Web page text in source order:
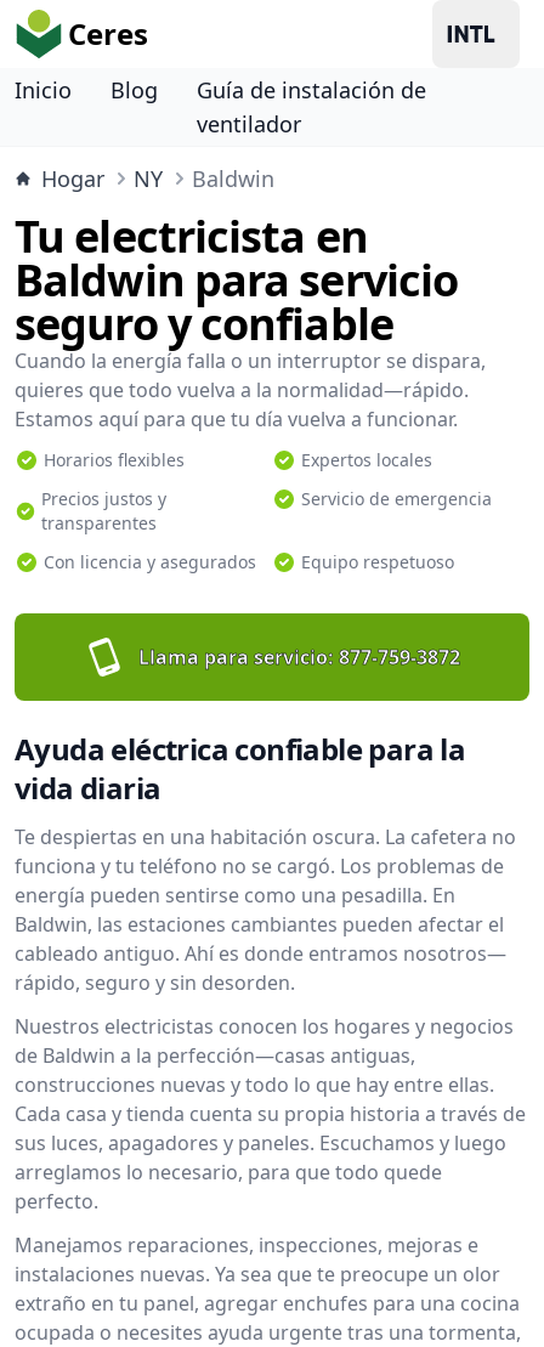
Ceres
Inicio Blog
Guía de instalación de
ventilador
Hogar
NY Baldwin
Tu electricista en
Baldwin para servicio
seguro y confiable
Cuando la energía falla o un interruptor se dispara,
quieres que todo vuelva a la normalidad—rápido.
Estamos aquí para que tu día vuelva a funcionar.
Horarios flexibles
Expertos locales
Precios justos y
transparentes
Servicio de emergencia
Con licencia y asegurados Equipo respetuoso
Llama para servicio: 877-759-3872
Ayuda eléctrica confiable para la
vida diaria
Te despiertas en una habitación oscura. La cafetera no
funciona y tu teléfono no se cargó. Los problemas de
energía pueden sentirse como una pesadilla. En
Baldwin, las estaciones cambiantes pueden afectar el
cableado antiguo. Ahí es donde entramos nosotros—
rápido, seguro y sin desorden.
Nuestros electricistas conocen los hogares y negocios
de Baldwin a la perfección—casas antiguas,
construcciones nuevas y todo lo que hay entre ellas.
Cada casa y tienda cuenta su propia historia a través de
sus luces, apagadores y paneles. Escuchamos y luego
arreglamos lo necesario, para que todo quede
perfecto.
Manejamos reparaciones, inspecciones, mejoras e
instalaciones nuevas. Ya sea que te preocupe un olor
extraño en tu panel, agregar enchufes para una cocina
ocupada o necesites ayuda urgente tras una tormenta,